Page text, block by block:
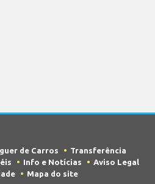
de Carros
Transferência
Info e Notícias
Aviso Legal
Mapa do site